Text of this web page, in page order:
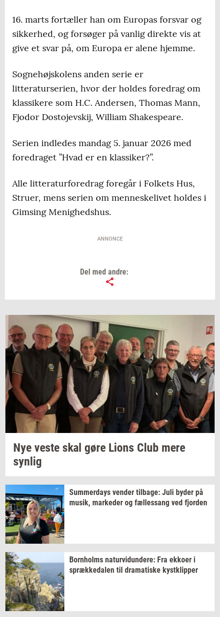
16. marts fortæller han om Europas forsvar og
sikkerhed, og forsøger på vanlig direkte vis at
give et svar på, om Europa er alene hjemme.
Sognehøjskolens anden serie er
litteraturserien, hvor der holdes foredrag om
klassikere som H.C. Andersen, Thomas Mann,
Fjodor Dostojevskij, William Shakespeare.
Serien indledes mandag 5. januar 2026 med
foredraget ”Hvad er en klassiker?”.
Alle litteraturforedrag foregår i Folkets Hus,
Struer, mens serien om menneskelivet holdes i
Gimsing Menighedshus.
ANNONCE
Del med andre:
Nye veste skal gøre Lions Club mere
syn­lig
Sum­mer­days ven­der til­ba­ge: Juli byder på
musik, mar­ke­der og fæl­les­sang ved fjor­den
Born­holms na­tur­vi­dun­de­re: Fra ek­ko­er i
spræk­ke­da­len til dra­ma­ti­ske kyst­klip­per